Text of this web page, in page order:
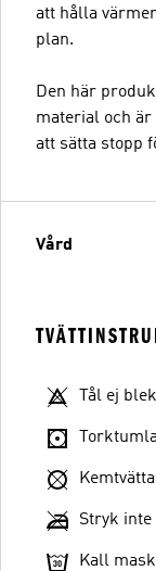
att hålla
plan.
Den här
material och
att sätta stopp
Vård
Tål ej
Stryk inte
Kall